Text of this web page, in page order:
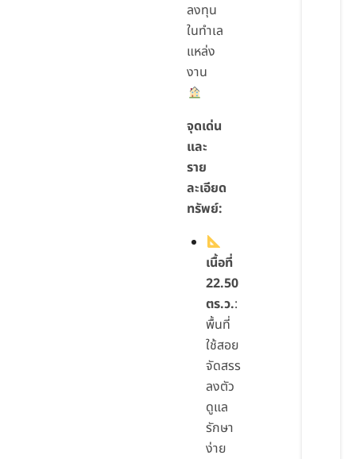
ลงทุน
ในทำเล
แหล่ง
งาน
จุดเด่น
และ
ราย
ละเอียด
ทรัพย์:
เนื้อที่
22.50
ตร.ว.:
พื้นที่
ใช้สอย
จัดสรร
ลงตัว
ดูแล
รักษา
ง่าย